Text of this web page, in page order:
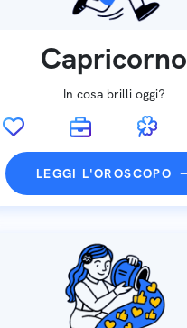
Capricorno
In cosa brilli oggi?
LEGGI L'OROSCOPO